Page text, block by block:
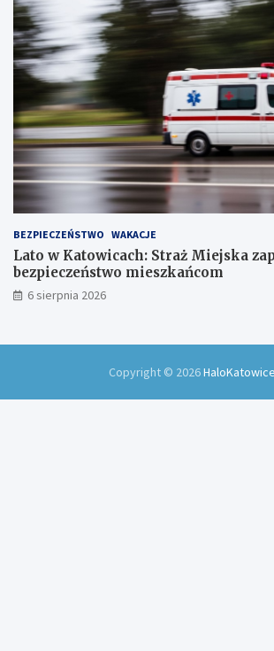
ó
w
!
BEZPIECZEŃSTWO WAKACJE
Lato w Katowicach: Straż Miejska
bezpieczeństwo mieszkańcom
6 sierpnia 2026
Copyright © 2026